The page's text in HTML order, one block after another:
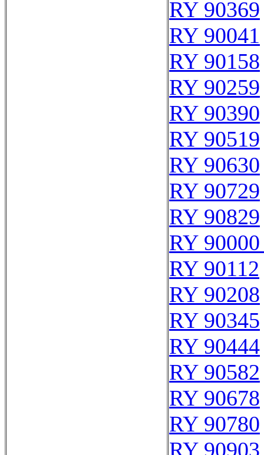
RY 90369
RY 90041
RY 90158
RY 90259
RY 90390
RY 90519
RY 90630
RY 90729
RY 90829
RY
RY 90112
RY 90208
RY 90345
RY 90444
RY 90582
RY 90678
RY 90780
RY 90903